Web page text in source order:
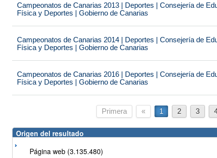
Campeonatos de Canarias 2013 | Deportes | Consejería de
Física y Deportes | Gobierno de Canarias
Campeonatos de Canarias 2014 | Deportes | Consejería de
Física y Deportes | Gobierno de Canarias
Campeonatos de Canarias 2016 | Deportes | Consejería de
Física y Deportes | Gobierno de Canarias
Primera « 1 2 3
Origen del resultado
Página web (3.135.480)